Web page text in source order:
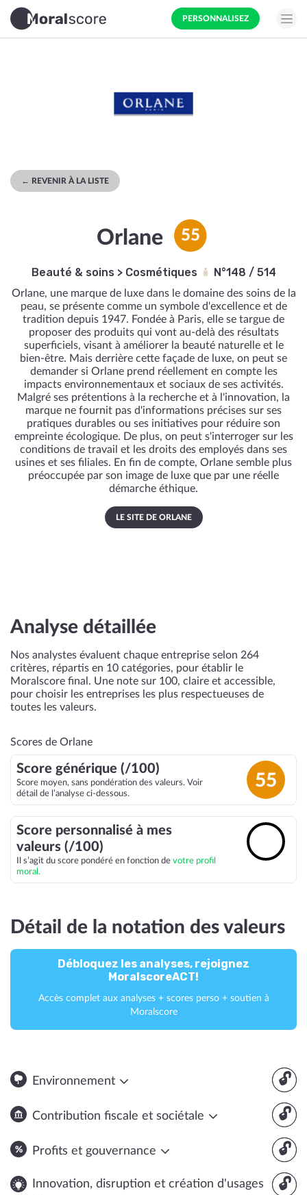
PERSONNALISEZ
← REVENIR À LA LISTE
Orlane 55
Beauté & soins> Cosmétiques N°148 / 514
Orlane, une marque de luxe dans le domaine des soins de la
peau, se présente comme un symbole d'excellence et de
tradition depuis 1947. Fondée à Paris, elle se targue de
proposer des produits qui vont au-delà des résultats
superficiels, visant à améliorer la beauté naturelle et le
bien-être. Mais derrière cette façade de luxe, on peut se
demander si Orlane prend réellement en compte les
impacts environnementaux et sociaux de ses activités.
Malgré ses prétentions à la recherche et à l'innovation, la
marque ne fournit pas d'informations précises sur ses
pratiques durables ou ses initiatives pour réduire son
empreinte écologique. De plus, on peut s'interroger sur les
conditions de travail et les droits des employés dans ses
usines et ses filiales. En fin de compte, Orlane semble plus
préoccupée par son image de luxe que par une réelle
démarche éthique.
LE SITE DE ORLANE
Analyse détaillée
Nos analystes évaluent chaque entreprise selon 264
critères, répartis en 10 catégories, pour établir le
Moralscore final. Une note sur 100, claire et accessible,
pour choisir les entreprises les plus respectueuses de
toutes les valeurs.
Scores de Orlane
Score générique (/100)
Score moyen, sans pondération des valeurs. Voir
détail de l’analyse ci-dessous.
55
Score personnalisé à mes
valeurs (/100)
Il s’agit du score pondéré en fonction de votre profil
moral.
Détail de la notation des valeurs
Débloquez les analyses, rejoignez
MoralscoreACT!
Accès complet aux analyses + scores perso + soutien à
Moralscore
🔓
Environnement
🔓
Contribution fiscale et sociétale
🔓
Profits et gouvernance
🔓
Innovation, disruption et création d'usages